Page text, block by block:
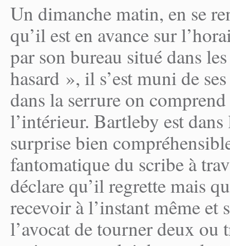
Un dimanche matin, en se
qu’il est en avance sur
par son bureau situé dans
hasard », il s’est muni de
dans la serrure on
l’intérieur. Bartleby est
surprise bien
fantomatique du scribe à
déclare qu’il regrette mais
recevoir à l’instant même et
l’avocat de tourner deux ou